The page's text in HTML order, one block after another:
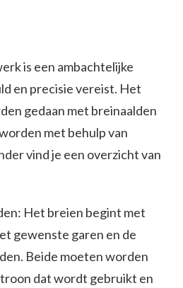
is een ambachtelijke
en precisie vereist. Het
gedaan met breinaalden
met behulp van
vind je een overzicht van
Het breien begint met
gewenste garen en de
Beide moeten worden
dat wordt gebruikt en